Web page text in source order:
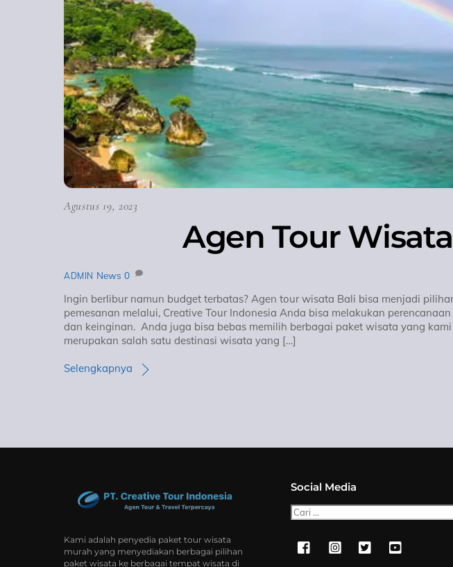
Agustus 19, 2023
Agen Tour
ADMIN News 0
Ingin berlibur namun budget terbatas? Agen tour wisata Bali bisa menjadi
pemesanan melalui, Creative Tour Indonesia Anda bisa melakukan
dan keinginan. Anda juga bisa bebas memilih berbagai paket wisata yang
merupakan salah satu destinasi wisata yang […]
Selengkapnya
Kami adalah penyedia paket tour wisata
murah yang menyediakan berbagai pilihan
paket wisata ke berbagai tempat wisata di
Social Media
Cari